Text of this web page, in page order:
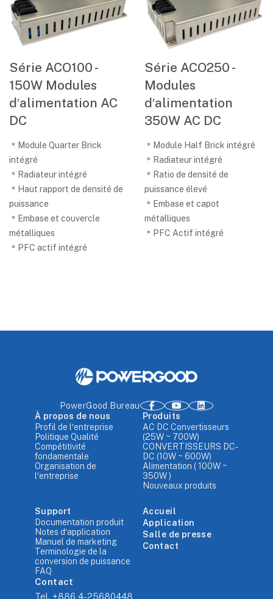
Série ACO100 -
150W Modules
d′alimentation AC
DC
＊Module Quarter Brick
intégré
＊Radiateur intégré
＊Haut rapport de densité de
puissance
＊Embase et couvercle
métalliques
＊PFC actif intégré
Série ACO250 -
Modules
d′alimentation
350W AC DC
＊Module Half Brick intégré
＊Radiateur intégré
＊Ratio de densité de
puissance élevé
＊Embase et capot
métalliques
＊PFC Actif intégré
PowerGood Bureau
À propos de nous
Profil de l′entreprise
Politique Qualité
Compétitivité
fondamentale
Organisation de
l′entreprise
Produits
AC DC Convertisseurs
(25W ~ 700W)
CONVERTISSEURS DC-
DC (10W ~ 600W)
Alimentation ( 100W ~
350W )
Nouveaux produits
Support
Documentation produit
Notes d′application
Manuel de marketing
Terminologie de la
conversion de puissance
FAQ
Accueil
Application
Salle de presse
Contact
Contact
Tel. +886 4-25680448